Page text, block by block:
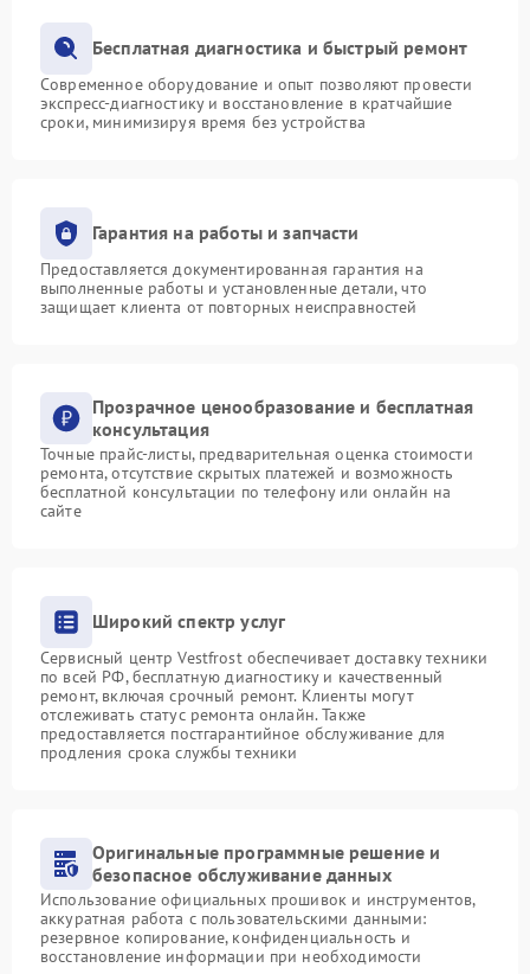
Бесплатная диагностика и быстрый ремонт
Современное оборудование и опыт позволяют провести
экспресс-диагностику и восстановление в кратчайшие
сроки, минимизируя время без устройства
Гарантия на работы и запчасти
Предоставляется документированная гарантия на
выполненные работы и установленные детали, что
защищает клиента от повторных неисправностей
Прозрачное ценообразование и бесплатная
консультация
Точные прайс-листы, предварительная оценка стоимости
ремонта, отсутствие скрытых платежей и возможность
бесплатной консультации по телефону или онлайн на
сайте
Широкий спектр услуг
Сервисный центр Vestfrost обеспечивает доставку техники
по всей РФ, бесплатную диагностику и качественный
ремонт, включая срочный ремонт. Клиенты могут
отслеживать статус ремонта онлайн. Также
предоставляется постгарантийное обслуживание для
продления срока службы техники
Оригинальные программные решение и
безопасное обслуживание данных
Использование официальных прошивок и инструментов,
аккуратная работа с пользовательскими данными:
резервное копирование, конфиденциальность и
восстановление информации при необходимости